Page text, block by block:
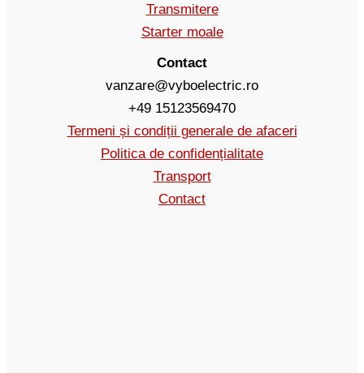
Transmitere
Starter moale
Contact
vanzare@vyboelectric.ro
+49 15123569470
Termeni și condiții generale de afaceri
Politica de confidențialitate
Transport
Contact